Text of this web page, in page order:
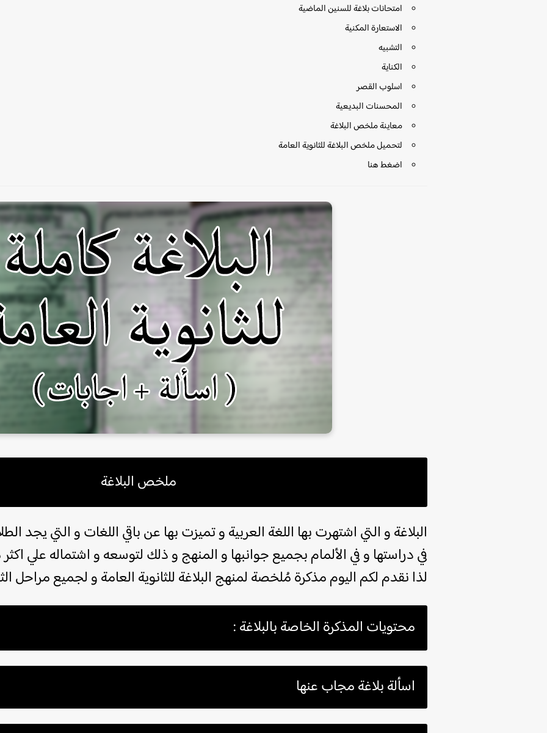
امتحانات بلاغة للسنين الماضية
الاستعارة المكنية
التشبيه
الكناية
اسلوب القصر
المحسنات البديعية
معاينة ملخص البلاغة
لتحميل ملخص البلاغة للثانوية العامة
اضغط هنا
ملخص البلاغة
البلاغة و التي اشتهرت بها اللغة العربية و تميزت بها عن باقي اللغات و التي يجد
في دراستها و في الألمام بجميع جوانبها و المنهج و ذلك لتوسعه و اشتماله علي
لذا نقدم لكم اليوم مذكرة مُلخصة لمنهج البلاغة للثانوية العامة و لجميع مراحل
محتويات المذكرة الخاصة بالبلاغة :
اسألة بلاغة مجاب عنها